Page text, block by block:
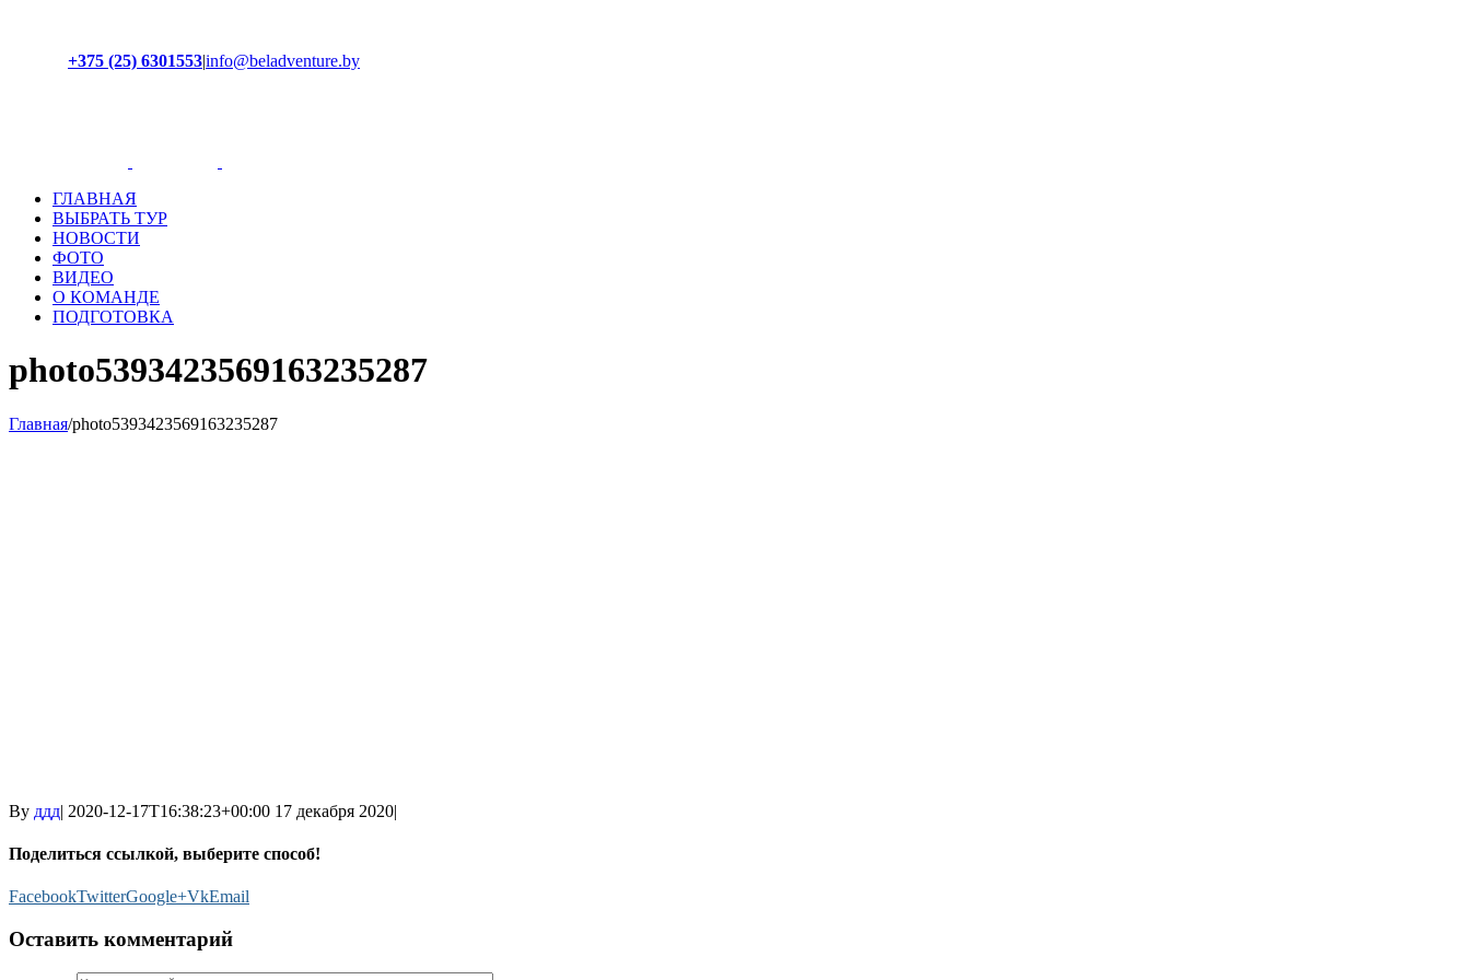
+375 (25) 6301553|info@beladventure.by
ГЛАВНАЯ
ВЫБРАТЬ ТУР
НОВОСТИ
ФОТО
ВИДЕО
О КОМАНДЕ
ПОДГОТОВКА
photo5393423569163235287
Главная/photo5393423569163235287
By ддд| 2020-12-17T16:38:23+00:00 17 декабря 2020|
Поделиться ссылкой, выберите способ!
FacebookTwitterGoogle+VkEmail
Оставить комментарий